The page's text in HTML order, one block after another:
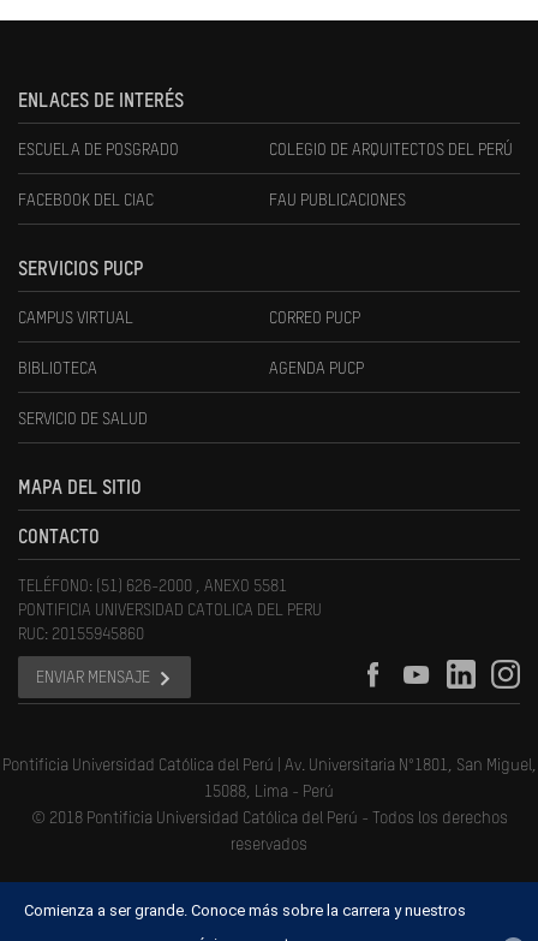
ENLACES DE INTERÉS
ESCUELA DE POSGRADO COLEGIO DE ARQUITECTOS DEL PERÚ
FACEBOOK DEL CIAC FAU PUBLICACIONES
SERVICIOS PUCP
CAMPUS VIRTUAL CORREO PUCP
BIBLIOTECA AGENDA PUCP
SERVICIO DE SALUD
MAPA DEL SITIO
CONTACTO
TELÉFONO: (51) 626-2000 , ANEXO 5581
PONTIFICIA UNIVERSIDAD CATOLICA DEL PERU
RUC: 20155945860
ENVIAR MENSAJE
Pontificia Universidad Católica del Perú | Av. Universitaria N°1801, San Miguel,
15088, Lima - Perú
© 2018 Pontificia Universidad Católica del Perú - Todos los derechos
reservados
Comienza a ser grande. Conoce más sobre la carrera y nuestros